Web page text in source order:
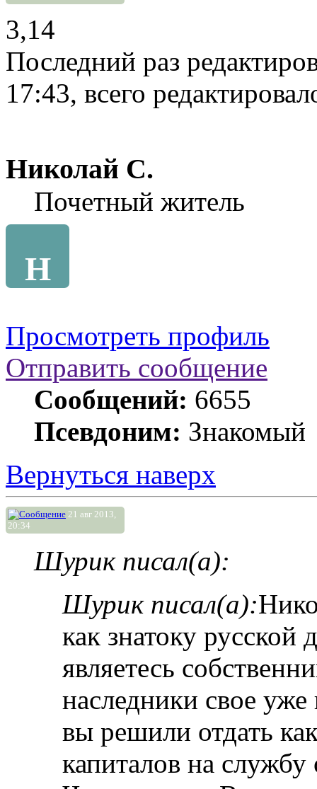
3,14
Последний раз
17:43, всего
Николай С.
Почетный житель
Н
Просмотреть профиль
Отправить сообщение
Сообщений: 6655
Псевдоним: Знакомый
Вернуться наверх
21 авг 2013,
20:34
Шурик писал(а):
Шурик писал(а):
как знатоку
являетесь
наследники свое
вы решили отдать
капиталов на службу